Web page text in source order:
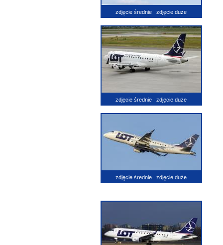
zdjęcie średnie zdjęcie duże
zdjęcie średnie zdjęcie duże
zdjęcie średnie zdjęcie duże